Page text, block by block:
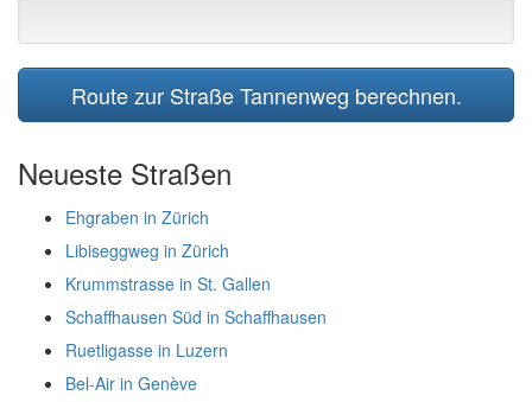
Route zur Straße Tannenweg berechnen.
Neueste Straßen
Ehgraben in Zürich
Libiseggweg in Zürich
Krummstrasse in St. Gallen
Schaffhausen Süd in Schaffhausen
Ruetligasse in Luzern
Bel-Air in Genève